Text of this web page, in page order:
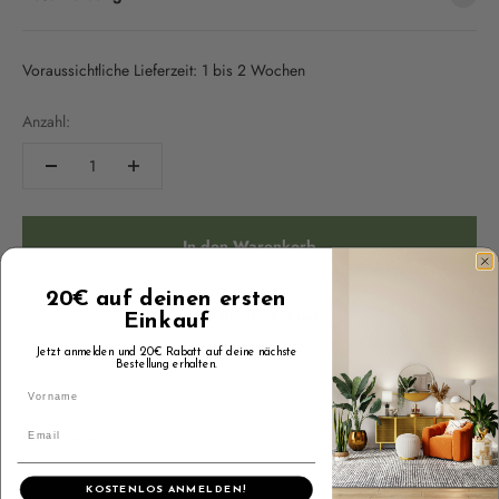
Voraussichtliche Lieferzeit: 1 bis 2 Wochen
Anzahl:
In den Warenkorb
Jetzt zum Checkout
20€ auf deinen ersten
Einkauf
Jetzt anmelden und 20€ Rabatt auf deine nächste
Bestellung erhalten.
KOSTENLOS ANMELDEN!